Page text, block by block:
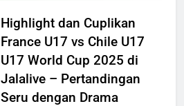
Highlight dan Cuplikan
France U17 vs Chile U17
U17 World Cup 2025 di
Jalalive – Pertandingan
Seru dengan Drama